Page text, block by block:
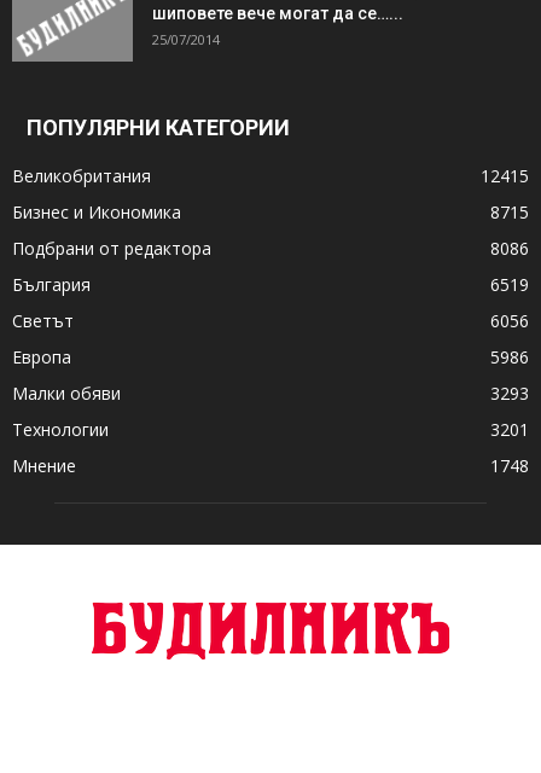
шиповете вече могат да се…...
25/07/2014
ПОПУЛЯРНИ КАТЕГОРИИ
Великобритания
12415
Бизнес и Икономика
8715
Подбрани от редактора
8086
България
6519
Светът
6056
Европа
5986
Малки обяви
3293
Технологии
3201
Мнение
1748